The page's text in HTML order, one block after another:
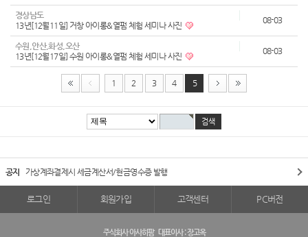
경상남도
13년[12월11일] 거창 아이롱&열펌 체험 세미나 사진
08-03
수원,안산,화성,오산
13년[12월17일] 수원 아이롱&열펌 체험 세미나 사진
08-03
1 2 3 4 5
공지 가상계좌결제시 세금계산서/현금영수증 발행
로그인 회원가입 고객센터 PC버전
주식회사 아사히팜 대표이사 : 장고옥